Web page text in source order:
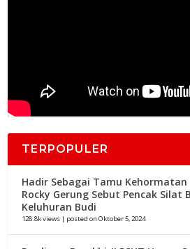
TERPOPULER
Hadir Sebagai Tamu Kehormatan
Rocky Gerung Sebut Pencak Silat
Keluhuran Budi
128.8k views | posted on Oktober 5, 2024